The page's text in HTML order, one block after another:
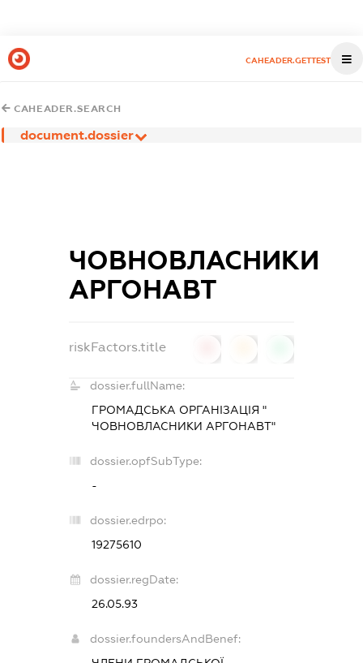
CAHEADER.GETTEST
CAHEADER.SEARCH
document.dossier
ЧОВНОВЛАСНИКИ
АРГОНАВТ
riskFactors.title
dossier.fullName:
ГРОМАДСЬКА ОРГАНІЗАЦІЯ "
ЧОВНОВЛАСНИКИ АРГОНАВТ"
dossier.opfSubType:
-
dossier.edrpo:
19275610
dossier.regDate:
26.05.93
dossier.foundersAndBenef: